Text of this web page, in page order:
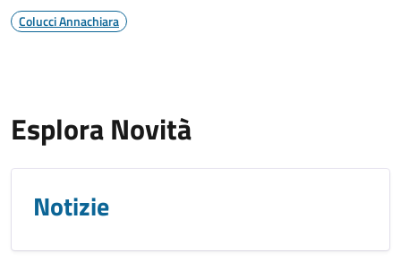
Colucci Annachiara
Esplora Novità
Notizie